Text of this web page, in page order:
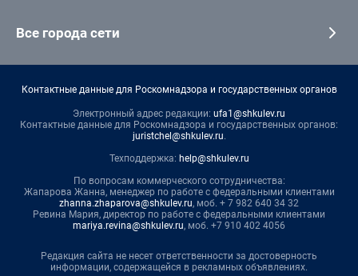
Все города сети
Контактные данные для Роскомнадзора и государственных органов
Электронный адрес редакции: ufa1@shkulev.ru
Контактные данные для Роскомнадзора и государственных органов:
juristchel@shkulev.ru.
Техподдержка: help@shkulev.ru
По вопросам коммерческого сотрудничества:
Жапарова Жанна, менеджер по работе с федеральными клиентами
zhanna.zhaparova@shkulev.ru, моб. + 7 982 640 34 32
Ревина Мария, директор по работе с федеральными клиентами
mariya.revina@shkulev.ru, моб. +7 910 402 4056
Редакция сайта не несет ответственности за достоверность
информации, содержащейся в рекламных объявлениях.